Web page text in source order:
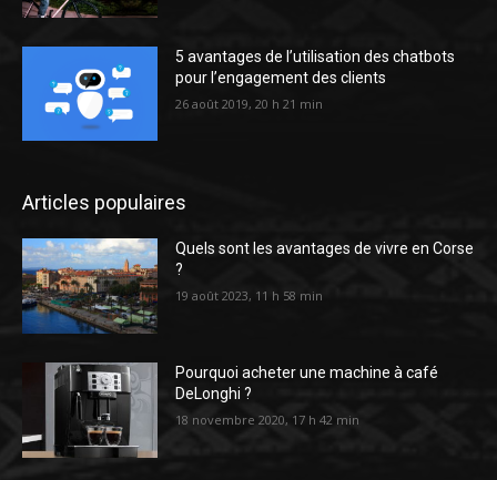
5 avantages de l’utilisation des chatbots
pour l’engagement des clients
26 août 2019, 20 h 21 min
Articles populaires
Quels sont les avantages de vivre en Corse
?
19 août 2023, 11 h 58 min
Pourquoi acheter une machine à café
DeLonghi ?
18 novembre 2020, 17 h 42 min